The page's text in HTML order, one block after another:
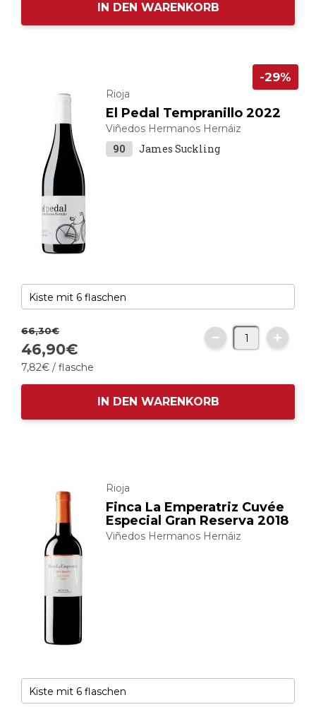
IN DEN WARENKORB
Rioja
El Pedal Tempranillo 2022
Viñedos Hermanos Hernáiz
90 James Suckling
-29%
66,30€
46,90€
7,82€ / flasche
IN DEN WARENKORB
Rioja
Finca La Emperatriz Cuvée
Especial Gran Reserva 2018
Viñedos Hermanos Hernáiz